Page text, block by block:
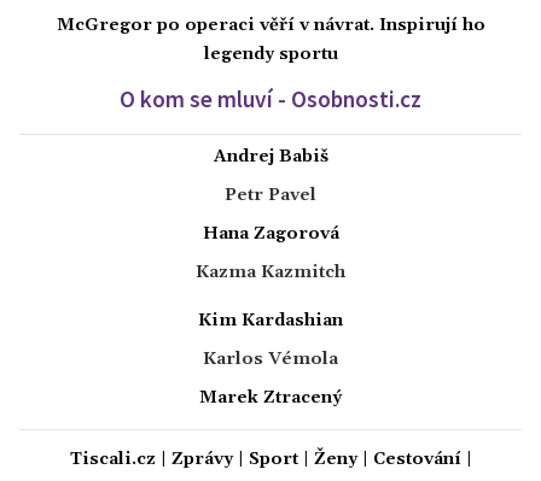
McGregor po operaci věří v návrat. Inspirují ho
legendy sportu
O kom se mluví - Osobnosti.cz
Andrej Babiš
Petr Pavel
Hana Zagorová
Kazma Kazmitch
Kim Kardashian
Karlos Vémola
Marek Ztracený
Tiscali.cz Zprávy| Sport| Ženy| Cestování|